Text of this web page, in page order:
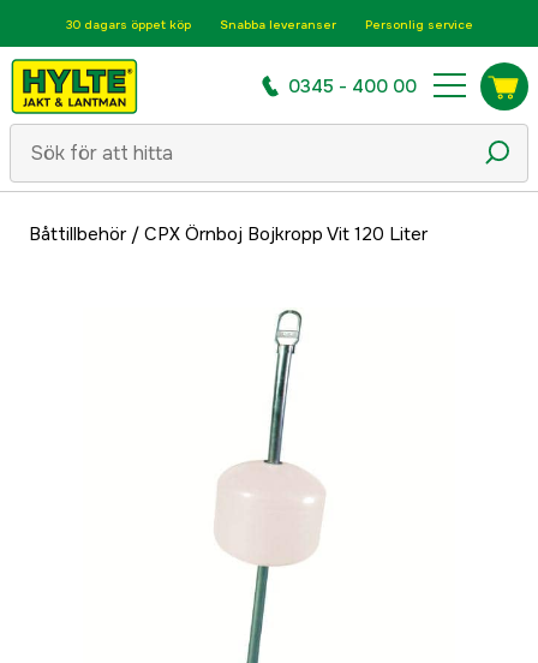
30 dagars öppet köp Snabba leveranser Personlig service
0345 - 400 00
Båttillbehör/ CPX Örnboj Bojkropp Vit 120 Liter